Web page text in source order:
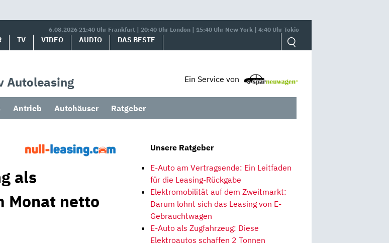
6.08.2026 21:40 Uhr Frankfurt | 20:40 Uhr London | 15:40 Uhr New York | 4:40 Uhr Tokio
TV VIDEO AUDIO DAS BESTE
Autoleasing Ein Service von
Antrieb Autohäuser Ratgeber
als
Monat netto
Unsere Ratgeber
E-Auto am Vertragsende: Ein Leitfaden
für die Leasing-Rückgabe
Elektromobilität auf dem Zweitmarkt:
Darum lohnt sich das Leasing von E-
Gebrauchtwagen
E-Auto als Zugfahrzeug: Diese
Elektroautos schaffen 2 Tonnen